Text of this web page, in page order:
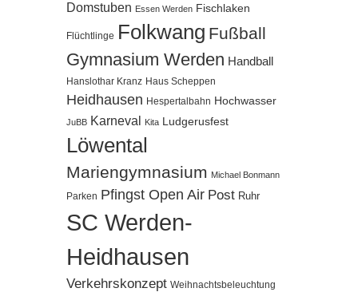
Domstuben Essen Werden Fischlaken
Flüchtlinge Folkwang Fußball
Gymnasium Werden Handball
Hanslothar Kranz Haus Scheppen
Heidhausen Hespertalbahn Hochwasser
JuBB Karneval Kita Ludgerusfest
Löwental
Mariengymnasium Michael Bonmann
Parken Pfingst Open Air Post Ruhr
SC Werden-
Heidhausen
Verkehrskonzept Weihnachtsbeleuchtung